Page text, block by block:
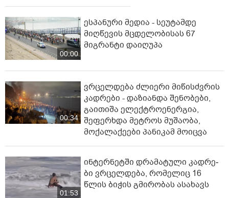
00:00
ესპანური მედია - სეუტამდე
მიღწევის მცდელობისას 67
მიგრანტი დაიღუპა
00:34
ვრცელდება ძლიერი მიწისძვრის
კადრები - დაზიანდა შენობები,
გაითიშა ელექტროენერგია,
შეფერხდა მეტროს მუშაობა,
მოქალაქეები პანიკამ მოიცვა
01:53
ინ­ტერ­ნეტ­ში დრა­მა­ტუ­ლი კად­რე­
ბი ვრცელდება, რომელიც 16
წლის ბიჭის გმირობას ასახავს